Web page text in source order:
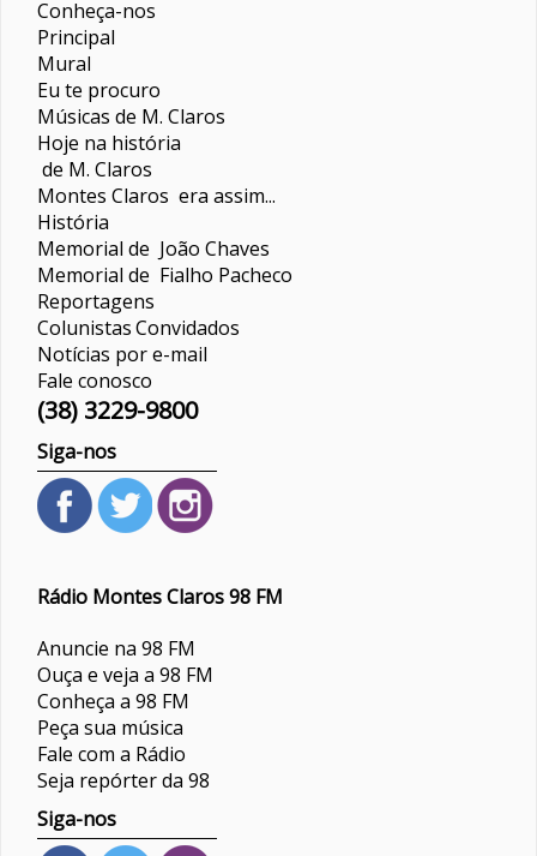
Conheça-nos
Principal
Mural
Eu te procuro
Músicas de M. Claros
Hoje na história
de M. Claros
Montes Claros era assim...
História
Memorial de João Chaves
Memorial de Fialho Pacheco
Reportagens
ColunistasConvidados
Notícias por e-mail
Fale conosco
(38) 3229-9800
Siga-nos
Rádio Montes Claros 98 FM
Anuncie na 98 FM
Ouça e veja a 98 FM
Conheça a 98 FM
Peça sua música
Fale com a Rádio
Seja repórter da 98
Siga-nos